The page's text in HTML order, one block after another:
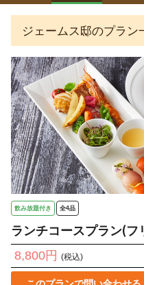
ジェームス邸のプラン
飲み放題付き 全4品
ランチコースプラン(
8,800円 (税込)